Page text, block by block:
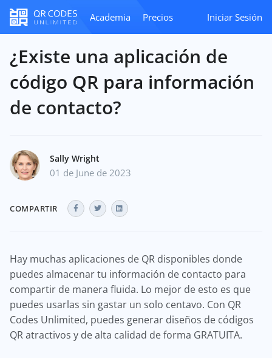
Academia Precios Iniciar Sesión
¿Existe una aplicación de
código QR para información
de contacto?
Sally Wright
01 de June de 2023
COMPARTIR
Hay muchas aplicaciones de QR disponibles donde
puedes almacenar tu información de contacto para
compartir de manera fluida. Lo mejor de esto es que
puedes usarlas sin gastar un solo centavo. Con QR
Codes Unlimited, puedes generar diseños de códigos
QR atractivos y de alta calidad de forma GRATUITA.